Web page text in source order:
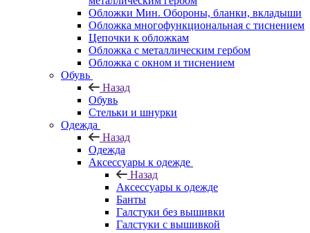
Обложки Мин. Обороны, бланки, вкладыши
Обложка многофункциональная с тиснением
Цепочки к обложкам
Обложка с металлическим гербом
Обложка с окном и тиснением
Обувь
Назад
Обувь
Стельки и шнурки
Одежда
Назад
Одежда
Аксессуары к одежде
Назад
Аксессуары к одежде
Банты
Галстуки без вышивки
Галстуки с вышивкой